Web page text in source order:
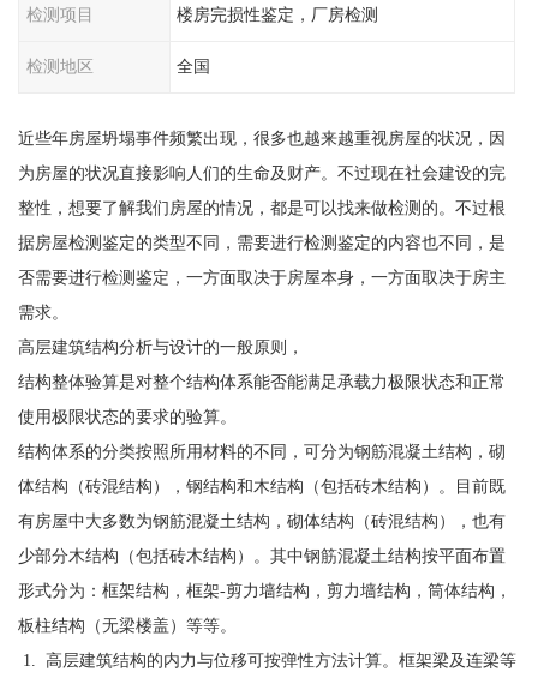
检测项目 楼房完损性鉴定，厂房检测
检测地区 全国
近些年房屋坍塌事件频繁出现，很多也越来越重视房屋的状况，因
为房屋的状况直接影响人们的生命及财产。不过现在社会建设的完
整性，想要了解我们房屋的情况，都是可以找来做检测的。不过根
据房屋检测鉴定的类型不同，需要进行检测鉴定的内容也不同，是
否需要进行检测鉴定，一方面取决于房屋本身，一方面取决于房主
需求。
高层建筑结构分析与设计的一般原则，
结构整体验算是对整个结构体系能否能满足承载力极限状态和正常
使用极限状态的要求的验算。
结构体系的分类按照所用材料的不同，可分为钢筋混凝土结构，砌
体结构（砖混结构），钢结构和木结构（包括砖木结构）。目前既
有房屋中大多数为钢筋混凝土结构，砌体结构（砖混结构），也有
少部分木结构（包括砖木结构）。其中钢筋混凝土结构按平面布置
形式分为：框架结构，框架-剪力墙结构，剪力墙结构，筒体结构，
板柱结构（无梁楼盖）等等。
1. 高层建筑结构的内力与位移可按弹性方法计算。框架梁及连梁等